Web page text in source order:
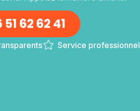
51 62 62 41
Service professionnel